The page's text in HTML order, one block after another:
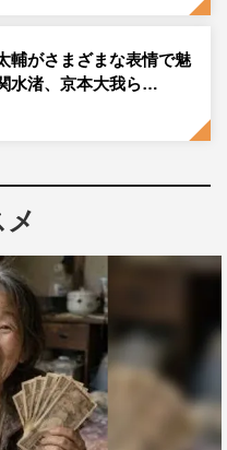
で大事にしているのは、
出会いや縁。今回もすて
います。また、お芝居の
すし、その時は今よりも
いなと思います」と締め
本大我もひと足先にクラ
一度くらいしか撮影がな
居してからはたくさん撮
たくさんできました」と
りこの作品が楽しかった
れるといいなと思いま
た。
輔がさまざまな表情で魅
水渚、京本大我ら…